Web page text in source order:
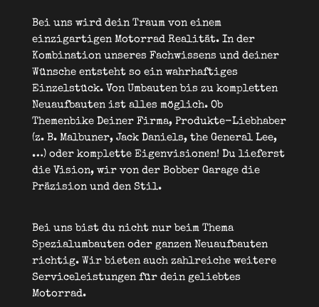
Bei uns wird dein Traum von einem
einzigartigen Motorrad Realität. In der
Kombination unseres Fachwissens und deiner
Wünsche entsteht so ein wahrhaftiges
Einzelstück. Von Umbauten bis zu kompletten
Neuaufbauten ist alles möglich. Ob
Themenbike Deiner Firma, Produkte-Liebhaber
(z. B. Malbuner, Jack Daniels, the General Lee,
…) oder komplette Eigenvisionen! Du lieferst
die Vision, wir von der Bobber Garage die
Präzision und den Stil.
Bei uns bist du nicht nur beim Thema
Spezialumbauten oder ganzen Neuaufbauten
richtig. Wir bieten auch zahlreiche weitere
Serviceleistungen für dein geliebtes
Motorrad.